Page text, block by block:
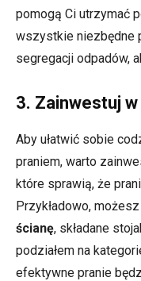
pomogą Ci utrzymać
wszystkie niezbędne
segregacji odpadów,
3. Zainwestuj
Aby ułatwić sobie
praniem, warto
które sprawią, że
Przykładowo,
ścianę, składane
podziałem na
efektywne pranie